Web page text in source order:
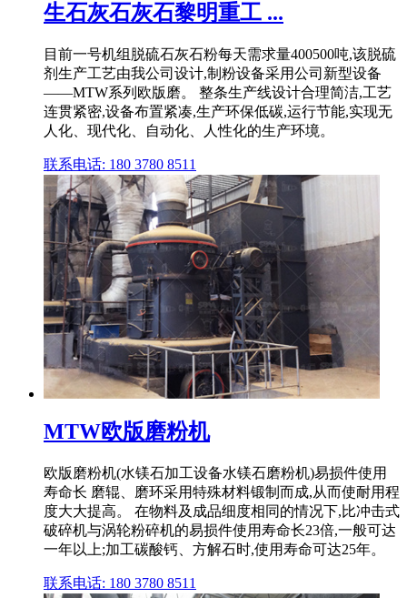
生石灰石灰石黎明重工 ...
目前一号机组脱硫石灰石粉每天需求量400500吨,该脱硫
剂生产工艺由我公司设计,制粉设备采用公司新型设备
——MTW系列欧版磨。 整条生产线设计合理简洁,工艺
连贯紧密,设备布置紧凑,生产环保低碳,运行节能,实现无
人化、现代化、自动化、人性化的生产环境。
联系电话: 180 3780 8511
MTW欧版磨粉机
欧版磨粉机(水镁石加工设备水镁石磨粉机)易损件使用
寿命长 磨辊、磨环采用特殊材料锻制而成,从而使耐用程
度大大提高。 在物料及成品细度相同的情况下,比冲击式
破碎机与涡轮粉碎机的易损件使用寿命长23倍,一般可达
一年以上;加工碳酸钙、方解石时,使用寿命可达25年。
联系电话: 180 3780 8511